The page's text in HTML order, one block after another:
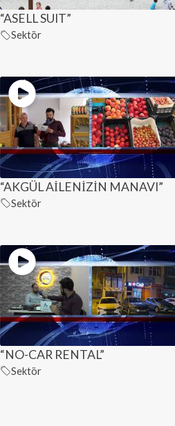
“ASELL SUIT”
Sektör
“AKGÜL AİLENİZİN MANAVI”
Sektör
“NO-CAR RENTAL”
Sektör